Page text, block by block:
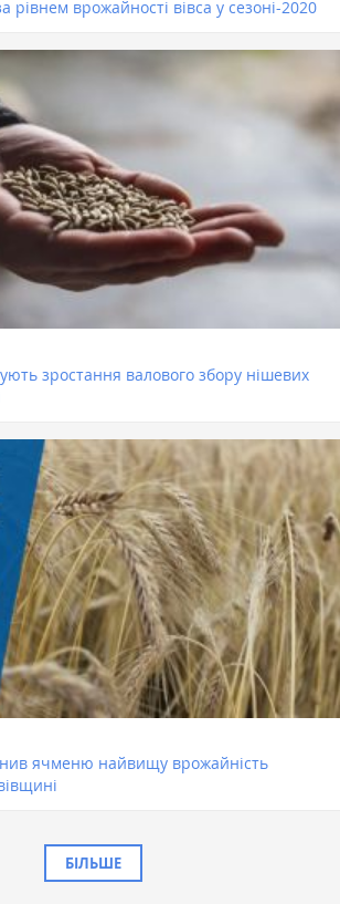
рівнем врожайності вівса у сезоні-2020
зростання валового збору нішевих
ячменю найвищу врожайність
БІЛЬШЕ